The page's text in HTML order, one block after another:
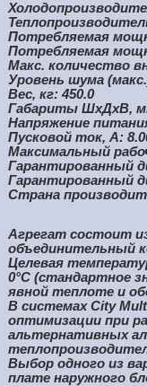
Потребляемая
Потребляемая
Макс. количество
Уровень шума
Вес, кг: 450.0
Габариты ШхДхВ,
Напряжение
Пусковой ток, А:
Максимальный
Гарантированный
Гарантированный
Страна
Агрегат состоит
объединительный
Целевая
0°С (стандартное
явной теплоте и
В системах City
оптимизации при
альтернативных
Выбор одного из
плате наружного